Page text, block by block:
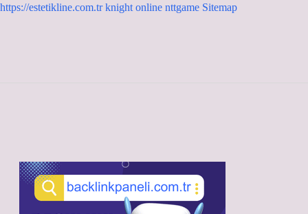
https://estetikline.com.tr knight online nttgame Sitemap